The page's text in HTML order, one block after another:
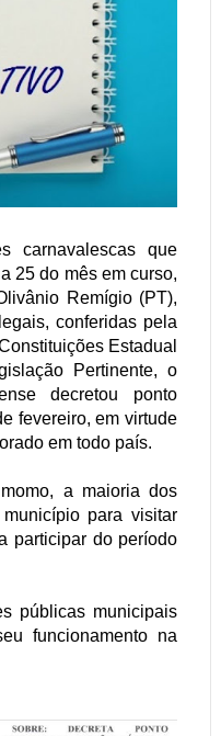
carnavalescas que
25 do mês em curso,
Remígio (PT),
conferidas pela
Estadual
Pertinente, o
decretou ponto
fevereiro, em virtude
em todo país.
a maioria dos
para visitar
participar do período
públicas municipais
funcionamento na